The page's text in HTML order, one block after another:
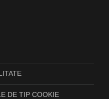
DE TIP COOKIE